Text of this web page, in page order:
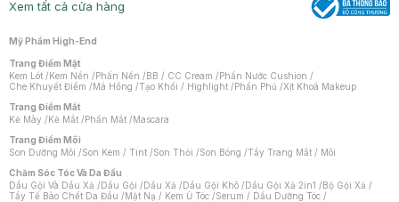
Xem tất cả cửa hàng
Mỹ Phẩm High-End
Trang Điểm Mặt
Kem Lót /Kem Nền /Phấn Nền /BB / CC Cream /Phấn Nước Cushion /
Che Khuyết Điểm /Má Hồng /Tạo Khối / Highlight /Phấn Phủ /Xịt Khoá Makeup
Trang Điểm Mắt
Kẻ Mày /Kẻ Mắt /Phấn Mắt /Mascara
Trang Điểm Môi
Son Dưỡng Môi /Son Kem / Tint /Son Thỏi /Son Bóng /Tẩy Trang Mắt / Môi
Chăm Sóc Tóc Và Da Đầu
Dầu Gội Và Dầu Xả /Dầu Gội /Dầu Xả /Dầu Gội Khô /Dầu Gội Xả 2in1 /Bộ Gội Xả /
Tẩy Tế Bào Chết Da Đầu /Mặt Nạ / Kem Ủ Tóc /Serum / Dầu Dưỡng Tóc /